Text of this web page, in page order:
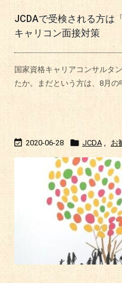
JCDAで受検される方は
キャリコン面接対策
国家資格キャリアコンサルタ
たか。まだという方は、8月の
 2020-06-28  JCDA , お